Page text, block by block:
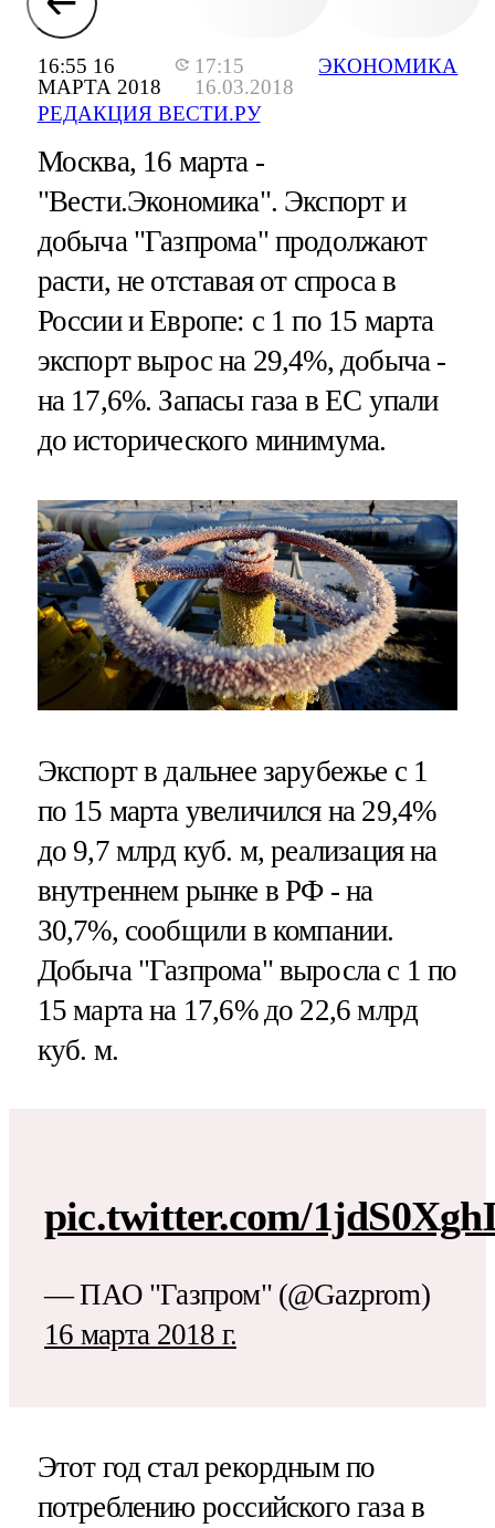
16:55 16
МАРТА 2018
17:15
16.03.2018
РЕДАКЦИЯ ВЕСТИ.РУ
ЭКОНОМИКА
Москва, 16 марта -
"Вести.Экономика". Экспорт и
добыча "Газпрома" продолжают
расти, не отставая от спроса в
России и Европе: с 1 по 15 марта
экспорт вырос на 29,4%, добыча -
на 17,6%. Запасы газа в ЕС упали
до исторического минимума.
Экспорт в дальнее зарубежье с 1
по 15 марта увеличился на 29,4%
до 9,7 млрд куб. м, реализация на
внутреннем рынке в РФ - на
30,7%, сообщили в компании.
Добыча "Газпрома" выросла с 1 по
15 марта на 17,6% до 22,6 млрд
куб. м.
pic.twitter.com/
— ПАО "Газпром" (@Gazprom)
16 марта 2018 г.
Этот год стал рекордным по
потреблению российского газа в